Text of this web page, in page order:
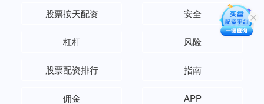
股票按天配资 安全
杠杆 风险
股票配资排行 指南
佣金 APP